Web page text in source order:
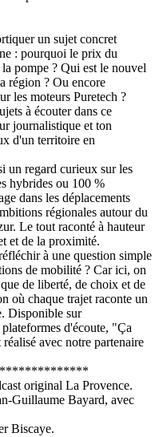
un sujet concret
: pourquoi le prix du
pompe ? Qui est le nouvel
région ? Ou encore
les moteurs Puretech ?
à écouter dans ce
journalistique et ton
d'un territoire en
un regard curieux sur les
hybrides ou 100 %
dans les déplacements
régionales autour du
Le tout raconté à hauteur
et de la proximité.
à une question simple
de mobilité ? Car ici, on
de liberté, de choix et de
où chaque trajet raconte un
Disponible sur
d'écoute, "Ça
avec notre partenaire
original La Provence.
Guillaume Bayard, avec
Biscaye.